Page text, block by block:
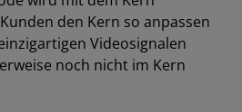
den Kern so anpassen
Videosignalen
noch nicht im Kern